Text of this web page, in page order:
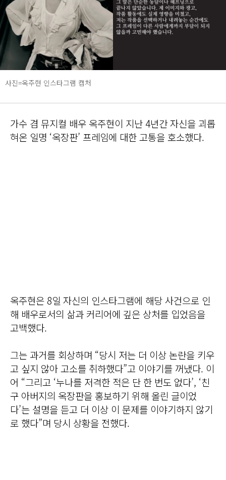
사진=옥주현 인스타그램 캡처
가수 겸 뮤지컬 배우 옥주현이 지난 4년간 자신을 괴롭
혀온 일명 ‘옥장판’ 프레임에 대한 고통을 호소했다.
옥주현은 8일 자신의 인스타그램에 해당 사건으로 인
해 배우로서의 삶과 커리어에 깊은 상처를 입었음을
고백했다.
그는 과거를 회상하며 “당시 저는 더 이상 논란을 키우
고 싶지 않아 고소를 취하했다”고 이야기를 꺼냈다. 이
어 “그리고 ‘누나를 저격한 적은 단 한 번도 없다’, ‘친
구 아버지의 옥장판을 홍보하기 위해 올린 글이었
다’는 설명을 듣고 더 이상 이 문제를 이야기하지 않기
로 했다”며 당시 상황을 전했다.